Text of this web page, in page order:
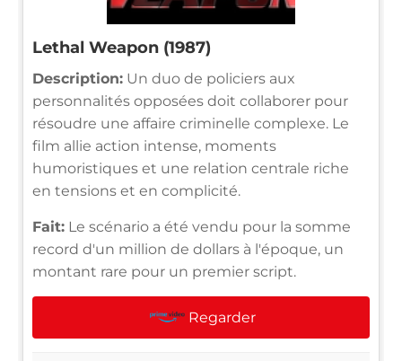
Lethal Weapon (1987)
Description: Un duo de policiers aux
personnalités opposées doit collaborer pour
résoudre une affaire criminelle complexe. Le
film allie action intense, moments
humoristiques et une relation centrale riche
en tensions et en complicité.
Fait: Le scénario a été vendu pour la somme
record d'un million de dollars à l'époque, un
montant rare pour un premier script.
Regarder